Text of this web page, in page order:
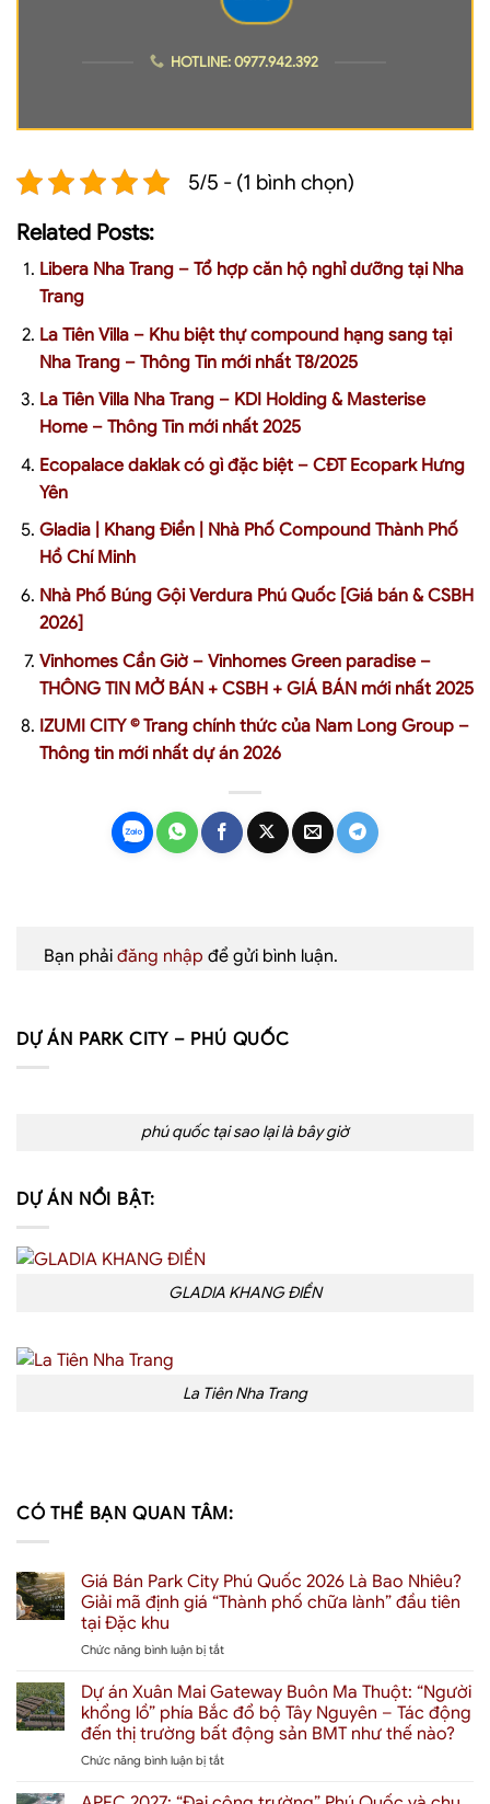
HOTLINE: 0977.942.392
5/5 - (1 bình chọn)
Related Posts:
Libera Nha Trang – Tổ hợp căn hộ nghỉ dưỡng tại Nha
Trang
La Tiên Villa – Khu biệt thự compound hạng sang tại
Nha Trang – Thông Tin mới nhất T8/2025
La Tiên Villa Nha Trang – KDI Holding & Masterise
Home – Thông Tin mới nhất 2025
Ecopalace daklak có gì đặc biệt – CĐT Ecopark Hưng
Yên
Gladia | Khang Điền | Nhà Phố Compound Thành Phố
Hồ Chí Minh
Nhà Phố Búng Gội Verdura Phú Quốc [Giá bán & CSBH
2026]
Vinhomes Cần Giờ – Vinhomes Green paradise –
THÔNG TIN MỞ BÁN + CSBH + GIÁ BÁN mới nhất 2025
IZUMI CITY © Trang chính thức của Nam Long Group –
Thông tin mới nhất dự án 2026
Bạn phải đăng nhập để gửi bình luận.
DỰ ÁN PARK CITY – PHÚ QUỐC
phú quốc tại sao lại là bây giờ
DỰ ÁN NỔI BẬT:
GLADIA KHANG ĐIỀN
La Tiên Nha Trang
CÓ THỂ BẠN QUAN TÂM:
Giá Bán Park City Phú Quốc 2026 Là Bao Nhiêu?
Giải mã định giá “Thành phố chữa lành” đầu tiên
tại Đặc khu
Chức năng bình luận bị tắtở
Bán
Park
City
Phú
Quốc
Là
Dự án Xuân Mai Gateway Buôn Ma Thuột: “Người
khổng lồ” phía Bắc đổ bộ Tây Nguyên – Tác động
đến thị trường bất động sản BMT như thế nào?
Chức năng bình luận bị tắtở
án